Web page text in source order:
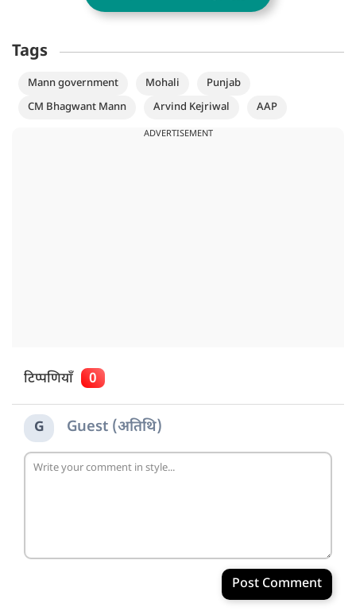
Tags
Mann government Mohali
Punjab
CM Bhagwant Mann
Arvind Kejriwal AAP
ADVERTISEMENT
टिप्पणियाँ 0
G Guest (अतिथि)
Post Comment